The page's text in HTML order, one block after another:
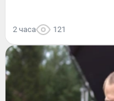
2 часа 121